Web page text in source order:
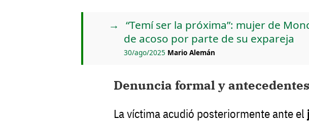
“Temí ser la próxima”: mujer de
de acoso por parte de su expareja
30/ago/2025 Mario Alemán
Denuncia formal y antecedentes
La víctima acudió posteriormente ante el